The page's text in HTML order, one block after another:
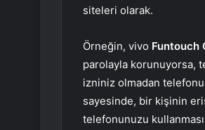
siteleri olarak.
Örneğin, vivo Funtouch
parolayla korunuyorsa,
izniniz olmadan
sayesinde, bir kişinin
telefonunuzu